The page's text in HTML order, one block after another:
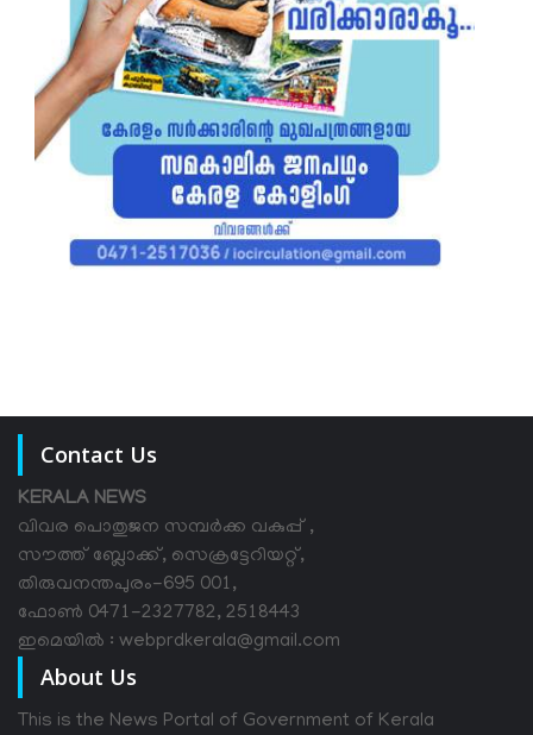
Contact Us
KERALA NEWS
വിവര പൊതുജന സമ്പര്‍ക്ക വകുപ്പ് ,
സൗത്ത് ബ്ലോക്ക്, സെക്രട്ടേറിയറ്റ്,
തിരുവനന്തപുരം-695 001,
ഫോൺ 0471-2327782, 2518443
ഇമെയിൽ : webprdkerala@gmail.com
About Us
This is the News Portal of Government of Kerala